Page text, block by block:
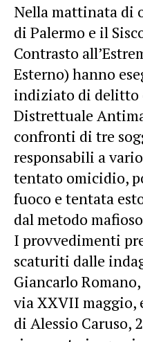
Nella mattinata di
di Palermo e il
Contrasto
Esterno) hanno
indiziato di delitto
Distrettuale
confronti di tre
responsabili a
tentato omicidio,
fuoco e tentata
dal metodo
I provvedimenti
scaturiti dalle
Giancarlo
via XXVII maggio,
di Alessio Caruso,